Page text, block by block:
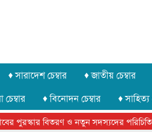
♦ সারাদেশ চেম্বার ♦ জাতীয় চেম্বার
♦ বিনোদন চেম্বার ♦ সাহিত্য
পুরস্কার বিতরণ ও নতুন সদস্যদের পরিচিতি